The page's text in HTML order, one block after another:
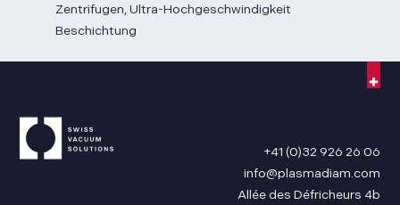
Zentrifugen, Ultra-Hochgeschwindigkeit
Beschichtung
+41 (0)32 926 26 06
info@plasmadiam.com
Allée des Défricheurs 4b